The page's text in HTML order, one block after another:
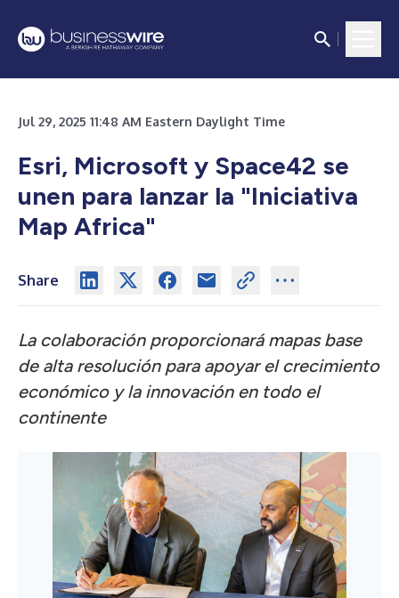
Jul 29, 2025 11:48 AM Eastern Daylight Time
Esri, Microsoft y Space42 se
unen para lanzar la "Iniciativa
Map Africa"
Share
La colaboración proporcionará mapas base
de alta resolución para apoyar el crecimiento
económico y la innovación en todo el
continente